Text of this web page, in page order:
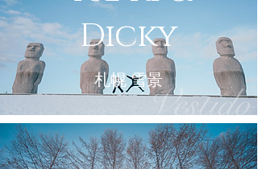
Dicky
札幌 雪景